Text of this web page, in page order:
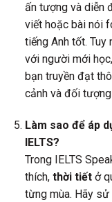
ấn tượng và diễn
viết hoặc bài nói
tiếng Anh tốt. Tuy
với người mới
bạn truyền đạt
cảnh và đối
Làm sao để áp
IELTS?
Trong IELTS
thích, thời tiếtở
từng mùa. Hãy